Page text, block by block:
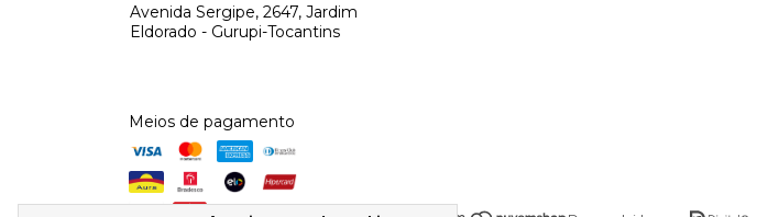
Avenida Sergipe, 2647, Jardim
Eldorado - Gurupi-Tocantins
Meios de pagamento